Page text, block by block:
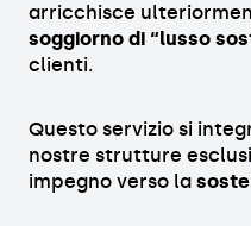
arricchisce
soggiorno di “lusso
clienti.
Questo servizio si
nostre strutture
impegno verso la